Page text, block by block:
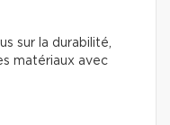
sur la durabilité,
matériaux avec